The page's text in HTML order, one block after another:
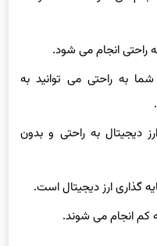
راحتی انجام می شود.
به راحتی می توانید به
دیجیتال به راحتی و بدون
گذاری ارز دیجیتال است.
کم انجام می شوند.